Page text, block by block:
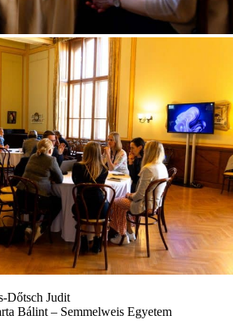
Dőtsch Judit
Bálint – Semmelweis Egyetem